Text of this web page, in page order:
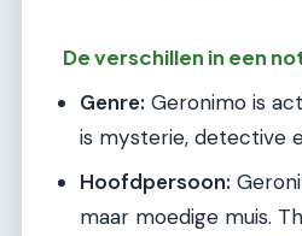
De verschillen in een
Genre: Geronimo is
is mysterie, detective
Hoofdpersoon:
maar moedige muis.